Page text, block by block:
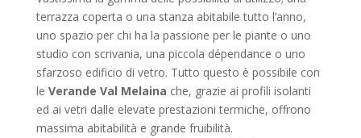
terrazza coperta o una stanza abitabile tutto l’anno,
uno spazio per chi ha la passione per le piante o uno
studio con scrivania, una piccola dépendance o uno
sfarzoso edificio di vetro. Tutto questo è possibile con
le Verande Val Melaina che, grazie ai profili isolanti
ed ai vetri dalle elevate prestazioni termiche, offrono
massima abitabilità e grande fruibilità.